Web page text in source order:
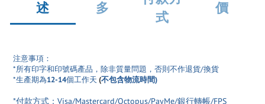
述
多
式
價
注意事項：
*所有印字和印號碼產品 ，除非質量問題，否則不作退貨/換貨
*生產期為12-14個工作天 (不包含物流時間)
*付款方式：Visa/Mastercard/Octopus/PayMe/銀行轉帳/FPS